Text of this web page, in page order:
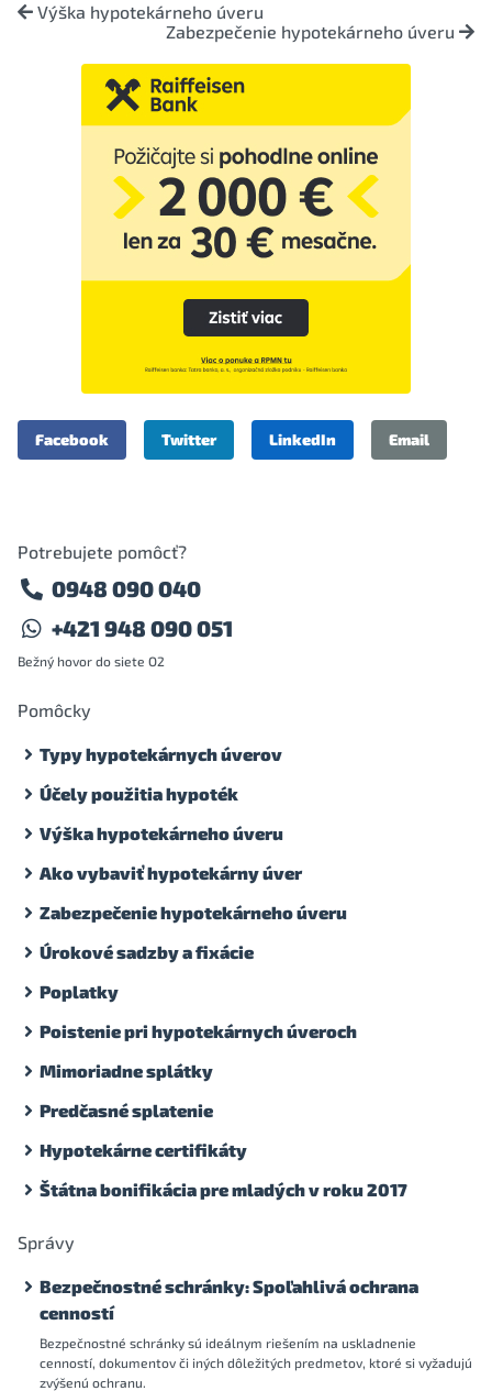
Výška hypotekárneho úveru
Zabezpečenie hypotekárneho úveru
Facebook Twitter LinkedIn Email
Potrebujete pomôcť?
0948 090 040
+421 948 090 051
Bežný hovor do siete O2
Pomôcky
Typy hypotekárnych úverov
Účely použitia hypoték
Výška hypotekárneho úveru
Ako vybaviť hypotekárny úver
Zabezpečenie hypotekárneho úveru
Úrokové sadzby a fixácie
Poplatky
Poistenie pri hypotekárnych úveroch
Mimoriadne splátky
Predčasné splatenie
Hypotekárne certifikáty
Štátna bonifikácia pre mladých v roku 2017
Správy
Bezpečnostné schránky: Spoľahlivá ochrana
cenností
Bezpečnostné schránky sú ideálnym riešením na uskladnenie
cenností, dokumentov či iných dôležitých predmetov, ktoré si vyžadujú
zvýšenú ochranu.